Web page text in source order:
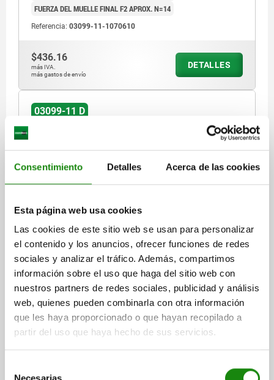
Consentimiento Detalles Acerca de las cookies
Esta página web usa cookies
Las cookies de este sitio web se usan para personalizar
el contenido y los anuncios, ofrecer funciones de redes
sociales y analizar el tráfico. Además, compartimos
información sobre el uso que haga del sitio web con
nuestros partners de redes sociales, publicidad y análisis
web, quienes pueden combinarla con otra información
que les haya proporcionado o que hayan recopilado a
partir del uso que haya hecho de sus servicios.
Necesarias
FUERZA DEL MUELLE FINAL F2 APROX. N=14
Referencia: 03099-11-1070610
$436.16
más IVA.
más gastos de envío
DETALLES
03099-11 D
PASADOR DE BLOQUEO, D=6, M10X1, FORMA:D
C.CASQUIL ROSC/TUERC/TAP, ACERO INOXIDABLE
ANTRACITA RAL7021
DIÁMETRO DE PERNO DE SUJECIÓ=6
LONGITUD DE EMPUÑADURA=26,3
F X 30°=1,8 FORMA=D
COLOR DEL COMPONENTE=GRIS ANTRACITA RAL 7021 D1=M10X1
D2=10 L=39,5 L3=20 B=10,9 B1=4,9 H=6 SW=17
FUERZA DEL MUELLE INICIAL F1 APROX. N=8
FUERZA DEL MUELLE FINAL F2 APROX. N=14
Referencia:03099-11-10706101